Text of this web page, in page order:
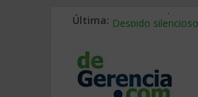
Última: Stablecoins para
Trabajo forzoso
Mercado hispano